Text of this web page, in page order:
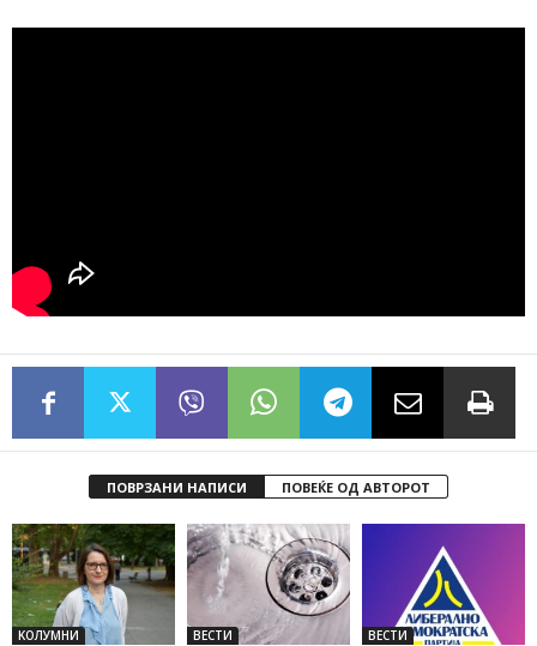
ПОВРЗАНИ НАПИСИ ПОВЕЌЕ ОД АВТОРОТ
KОЛУМНИ ВЕСТИ ВЕСТИ